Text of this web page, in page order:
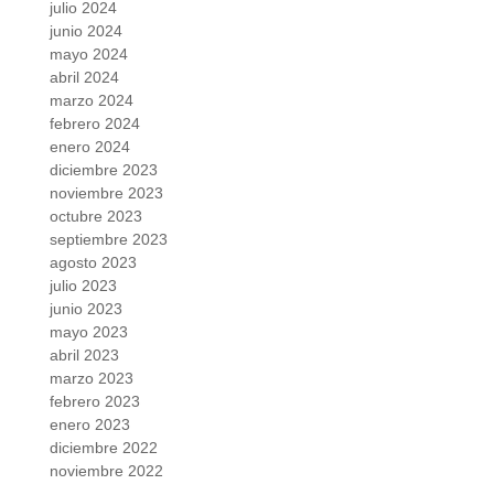
julio 2024
junio 2024
mayo 2024
abril 2024
marzo 2024
febrero 2024
enero 2024
diciembre 2023
noviembre 2023
octubre 2023
septiembre 2023
agosto 2023
julio 2023
junio 2023
mayo 2023
abril 2023
marzo 2023
febrero 2023
enero 2023
diciembre 2022
noviembre 2022